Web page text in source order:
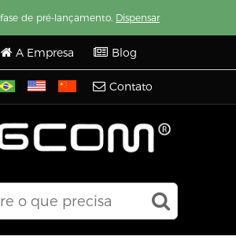
de pré-lançamento. Dispensar
A Empresa Blog
Contato